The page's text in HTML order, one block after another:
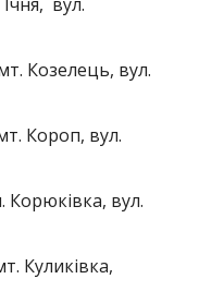
вул.
вул.
вул.